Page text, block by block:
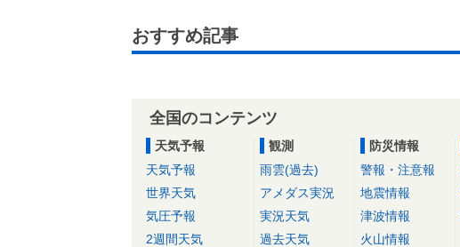
おすすめ記事
全国のコンテンツ
天気予報
天気予報
世界天気
気圧予報
2週間天気
観測
雨雲(過去)
アメダス実況
実況天気
過去天気
防災情報
警報・注意報
地震情報
津波情報
火山情報